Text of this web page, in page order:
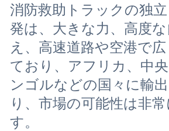
消防救助トラックの独
発は、大きな力、高度
え、高速道路や空港で
ており、アフリカ、中
ンゴルなどの国々に輸
り、市場の可能性は非
す。